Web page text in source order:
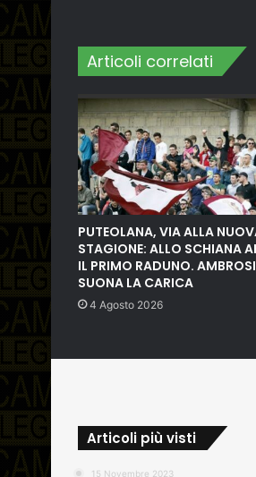
Articoli correlati
PUTEOLANA, VIA ALLA
STAGIONE: ALLO SCHIANA
IL PRIMO RADUNO.
SUONA LA CARICA
4 Agosto 2026
Articoli più visti
15 Novembre 2023